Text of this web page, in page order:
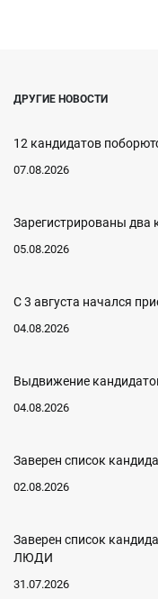
ДРУГИЕ НОВОСТИ
12 кандидатов
07.08.2026
Зарегистрированы два
05.08.2026
С 3 августа начался
04.08.2026
Выдвижение
04.08.2026
Заверен список
02.08.2026
Заверен список
ЛЮДИ
31.07.2026